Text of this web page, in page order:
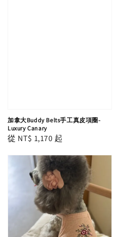
加拿大Buddy Belts手工真皮項圈-
Luxury Canary
Regular
從 NT$ 1,170 起